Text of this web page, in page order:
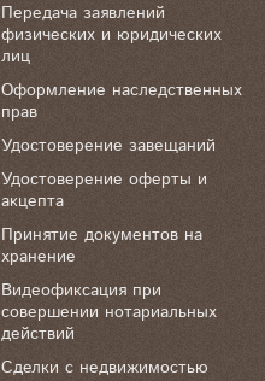
Передача заявлений
физических и юридических
лиц
Оформление наследственных
прав
Удостоверение завещаний
Удостоверение оферты и
акцепта
Принятие документов на
хранение
Видеофиксация при
совершении нотариальных
действий
Сделки с недвижимостью